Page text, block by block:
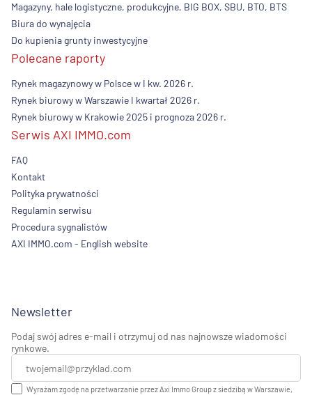
Magazyny, hale logistyczne, produkcyjne, BIG BOX, SBU, BTO, BTS
Biura do wynajęcia
Do kupienia grunty inwestycyjne
Polecane raporty
Rynek magazynowy w Polsce w I kw. 2026 r.
Rynek biurowy w Warszawie I kwartał 2026 r.
Rynek biurowy w Krakowie 2025 i prognoza 2026 r.
Serwis AXI IMMO.com
FAQ
Kontakt
Polityka prywatności
Regulamin serwisu
Procedura sygnalistów
AXI IMMO.com - English website
Newsletter
Podaj swój adres e-mail i otrzymuj od nas najnowsze wiadomości
rynkowe.
Wyrażam zgodę na przetwarzanie przez Axi Immo Group z siedzibą w Warszawie,